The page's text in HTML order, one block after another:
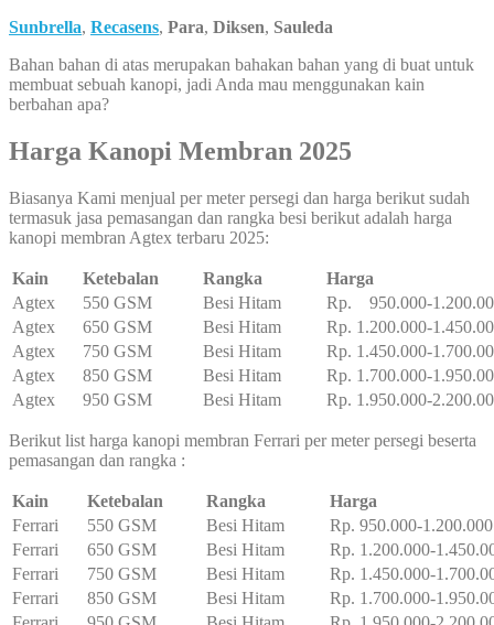
Sunbrella, Recasens, Para, Diksen, Sauleda
Bahan bahan di atas merupakan bahakan bahan yang di buat untuk
membuat sebuah kanopi, jadi Anda mau menggunakan kain
berbahan apa?
Harga Kanopi Membran 2025
Biasanya Kami menjual per meter persegi dan harga berikut sudah
termasuk jasa pemasangan dan rangka besi berikut adalah harga
kanopi membran Agtex terbaru 2025:
Kain Ketebalan Rangka
Harga
Agtex
550 GSM Besi Hitam
Rp. 950.000-
Agtex
650 GSM Besi Hitam
Rp. 1.200.000-
Agtex
750 GSM Besi Hitam
Rp. 1.450.000-
Agtex
850 GSM Besi Hitam
Rp. 1.700.000-
Agtex
950 GSM Besi Hitam Rp. 1.950.000-
Berikut list harga kanopi membran Ferrari per meter persegi beserta
pemasangan dan rangka :
Kain Ketebalan Rangka
Harga
Ferrari
550 GSM Besi Hitam
Rp. 950.000-1.200.000
Ferrari
650 GSM Besi Hitam
Rp. 1.200.000-
Ferrari
750 GSM Besi Hitam
Rp. 1.450.000-
Ferrari
850 GSM Besi Hitam
Rp. 1.700.000-